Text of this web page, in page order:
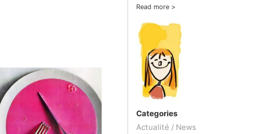
Read more
Categories
Actualité / News